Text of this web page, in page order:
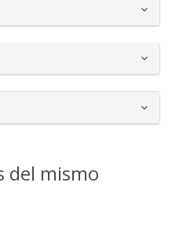
del mismo